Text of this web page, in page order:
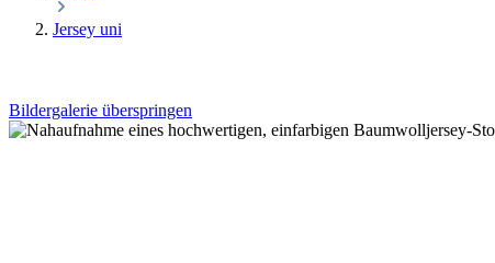
Jersey uni
Bildergalerie überspringen